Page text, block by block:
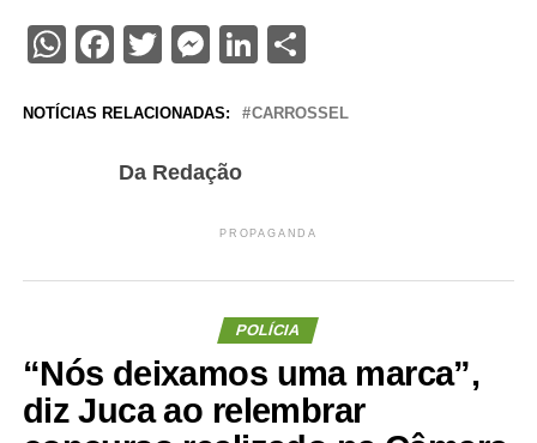
WhatsApp
Facebook
Twitter
Messenger
LinkedIn
Share
NOTÍCIAS RELACIONADAS: CARROSSEL
Da Redação
PROPAGANDA
POLÍCIA
“Nós deixamos uma marca”,
diz Juca ao relembrar